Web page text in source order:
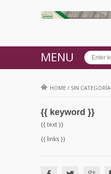
MENU
HOME / SIN CATEGORÍA
{{ keyword }}
{{ text }}
{{ links }}